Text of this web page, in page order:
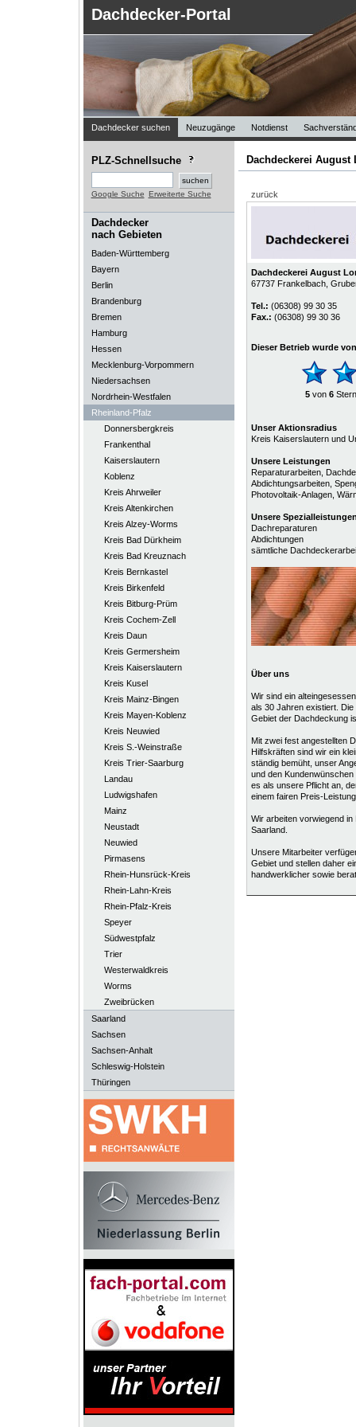
Dachdecker-Portal
Dachdecker suchen Neuzugänge Notdienst
PLZ-Schnellsuche
Google Suche Erweiterte Suche
Dachdecker
nach Gebieten
Baden-Württemberg
Bayern
Berlin
Brandenburg
Bremen
Hamburg
Hessen
Mecklenburg-Vorpommern
Niedersachsen
Nordrhein-Westfalen
Rheinland-Pfalz
Donnersbergkreis
Frankenthal
Kaiserslautern
Koblenz
Kreis Ahrweiler
Kreis Altenkirchen
Kreis Alzey-Worms
Kreis Bad Dürkheim
Kreis Bad Kreuznach
Kreis Bernkastel
Kreis Birkenfeld
Kreis Bitburg-Prüm
Kreis Cochem-Zell
Kreis Daun
Kreis Germersheim
Kreis Kaiserslautern
Kreis Kusel
Kreis Mainz-Bingen
Kreis Mayen-Koblenz
Kreis Neuwied
Kreis S.-Weinstraße
Kreis Trier-Saarburg
Landau
Ludwigshafen
Mainz
Neustadt
Neuwied
Pirmasens
Rhein-Hunsrück-Kreis
Rhein-Lahn-Kreis
Rhein-Pfalz-Kreis
Speyer
Südwestpfalz
Trier
Westerwaldkreis
Worms
Zweibrücken
Saarland
Sachsen
Sachsen-Anhalt
Schleswig-Holstein
Thüringen
Dachdeckerei August
zurück
Dachdeckerei August
67737 Frankelbach,
Tel.: (06308) 99 30 35
Fax.: (06308) 99 30 36
Dieser Betrieb wurde
5von 6
Unser Aktionsradius
Kreis Kaiserslautern und
Unsere Leistungen
Reparaturarbeiten,
Abdichtungsarbeiten,
Photovoltaik-Anlagen,
Unsere
Dachreparaturen
Abdichtungen
sämtliche
Über uns
Wir sind ein
als 30 Jahren existiert.
Gebiet der Dachdeckung
Mit zwei fest angestellten
Hilfskräften sind wir ein
ständig bemüht, unser
und den
es als unsere Pflicht an,
einem fairen Preis-
Wir arbeiten vorwiegend
Saarland.
Unsere Mitarbeiter
Gebiet und stellen daher
handwerklicher sowie